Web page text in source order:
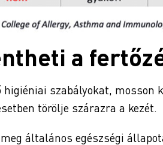
a
szabályokat, mosson
törölje szárazra a kezét.
általános egészségi